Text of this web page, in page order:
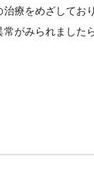
療をめざしてお
がみられました